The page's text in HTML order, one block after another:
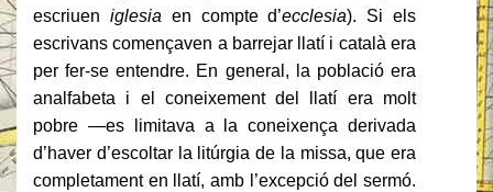
escriuen iglesiaen compte d’ecclesia). Si els
escrivans començaven a barrejar llatí i català era
per fer-se entendre. En general, la població era
analfabeta i el coneixement del llatí era molt
pobre —es limitava a la coneixença derivada
d’haver d’escoltar la litúrgia de la missa, que era
completament en llatí, amb l’excepció del sermó.